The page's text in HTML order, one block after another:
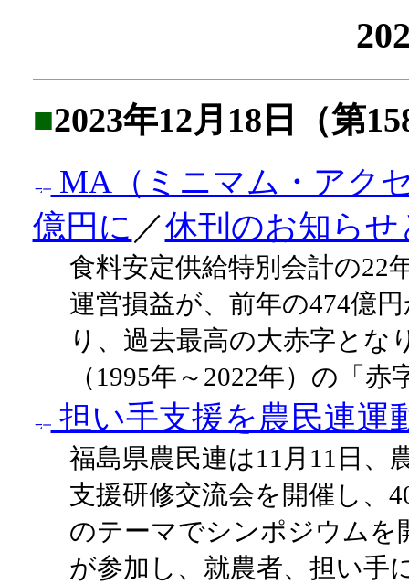
■2023年12月18日（第
MA（ミニマム・アク
億円に ／休刊のお知ら
食料安定供給特別会計の22
運営損益が、前年の474億
り、過去最高の大赤字とな
（1995年～2022年）の「
担い手支援を農民連運
福島県農民連は11月11日、
支援研修交流会を開催し、
のテーマでシンポジウムを
が参加し、就農者、担い手